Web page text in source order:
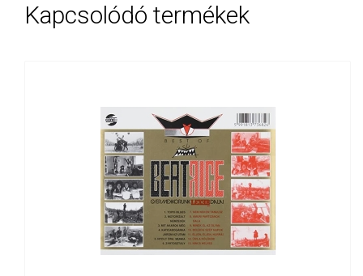
Kapcsolódó termékek